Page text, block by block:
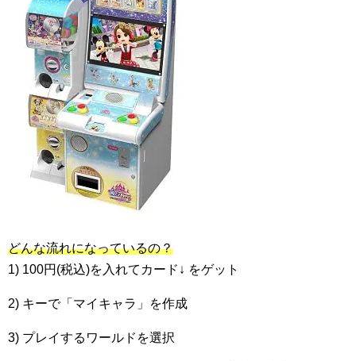
どんな流れになっているの？
1) 100円(税込)を入れてカード↓ をゲット
2) キーで「マイキャラ」を作成
3) プレイするワールドを選択